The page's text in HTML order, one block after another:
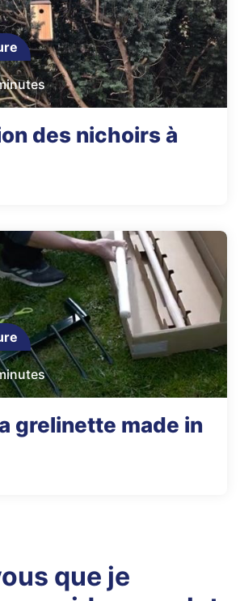
des nichoirs à
grelinette made in
que je